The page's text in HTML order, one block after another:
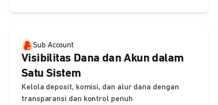
Sub Account
Visibilitas Dana dan Akun dalam
Satu Sistem
Kelola deposit, komisi, dan alur dana dengan
transparansi dan kontrol penuh